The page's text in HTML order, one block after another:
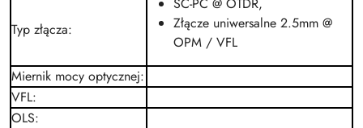
Typ złącza:
Złącze uniwersalne 2.5mm @
OPM / VFL
Miernik mocy optycznej:
VFL:
OLS: